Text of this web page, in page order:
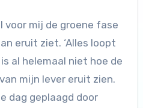
voor mij de groene fase
eruit ziet. ‘Alles loopt
al helemaal niet hoe de
mijn lever eruit zien.
dag geplaagd door